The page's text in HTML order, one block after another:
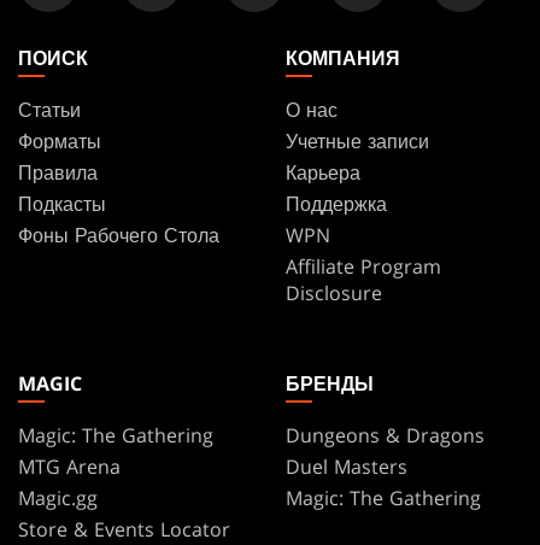
ПОИСК
Статьи
Форматы
Правила
Подкасты
Фоны Рабочего Стола
КОМПАНИЯ
О нас
Учетные записи
Карьера
Поддержка
WPN
Affiliate Program
Disclosure
MAGIC
Magic: The Gathering
MTG Arena
Magic.gg
Store & Events Locator
БРЕНДЫ
Dungeons & Dragons
Duel Masters
Magic: The Gathering